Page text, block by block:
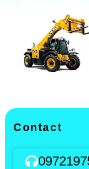
Contact